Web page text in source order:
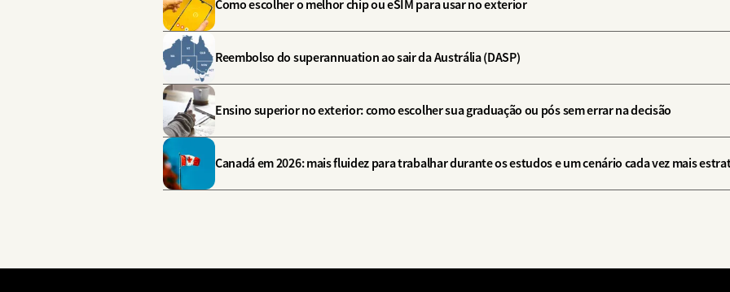
Como escolher o melhor chip ou eSIM para usar no exterior
Reembolso do superannuation ao sair da Austrália (DASP)
Ensino superior no exterior: como escolher sua graduação ou pós sem errar na decisão
Canadá em 2026: mais fluidez para trabalhar durante os estudos e um cenário cada vez mais